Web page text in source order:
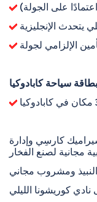
على الجولة)
يتحدث الإنجليزية
كارسِي وإدارة
مجانية لصنع الفخار
ومشروب مجاني
كوريشونا الليلي